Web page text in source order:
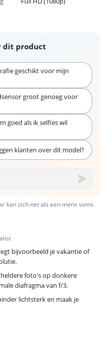
dit product
geschikt voor mijn
groot genoeg voor
goed als ik selfies wil
klanten over dit model?
kan zich net als een mens soms
bijvoorbeeld je vakantie of
foto's op donkere
diafragma van f/3.
lichtsterk en maak je